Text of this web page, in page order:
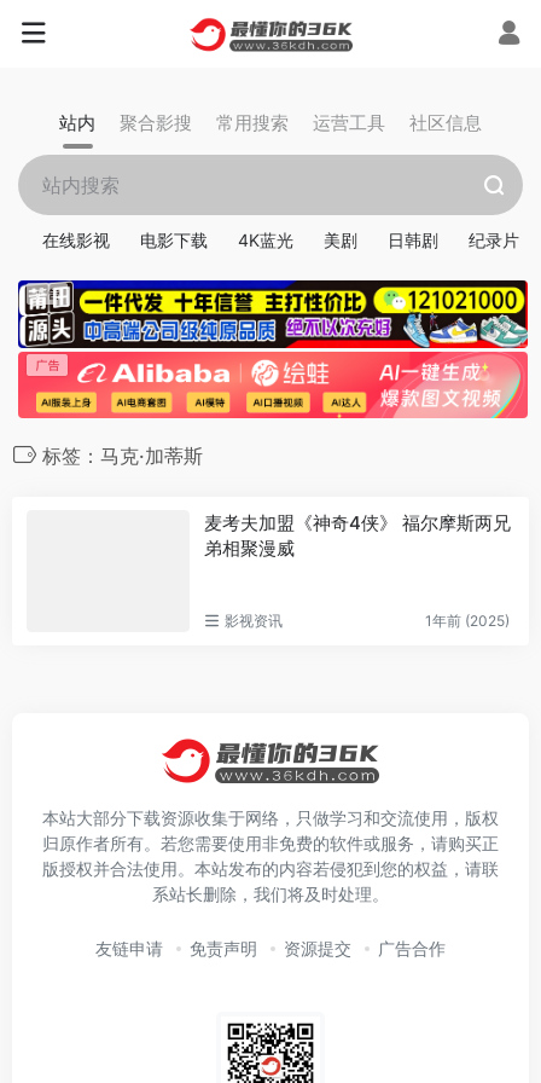
站内 聚合影搜 常用搜索 运营工具 社区信息
在线影视 电影下载 4K蓝光 美剧 日韩剧 纪录片
标签：马克·加蒂斯
麦考夫加盟《神奇4侠》 福尔摩斯两兄
弟相聚漫威
影视资讯 1年前 (2025)
本站大部分下载资源收集于网络，只做学习和交流使用，版权
归原作者所有。若您需要使用非免费的软件或服务，请购买正
版授权并合法使用。本站发布的内容若侵犯到您的权益，请联
系站长删除，我们将及时处理。
友链申请 免责声明 资源提交 广告合作